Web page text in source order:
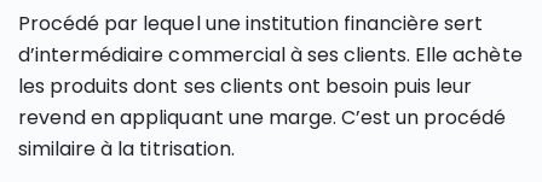
Procédé par lequel une institution financière sert
d’intermédiaire commercial à ses clients. Elle achète
les produits dont ses clients ont besoin puis leur
revend en appliquant une marge. C’est un procédé
similaire à la titrisation.